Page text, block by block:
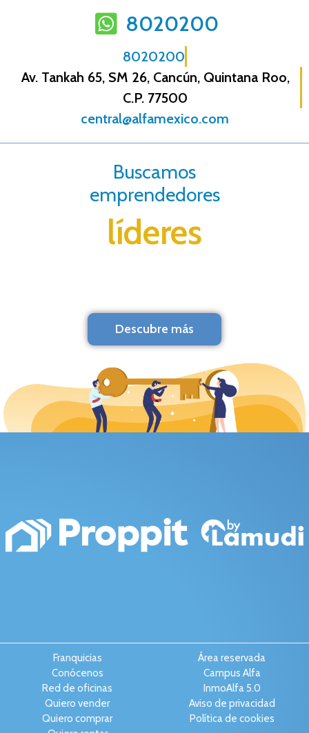
8020200
8020200
Av. Tankah 65, SM 26, Cancún, Quintana Roo,
C.P. 77500
central@alfamexico.com
Buscamos
emprendedores
líderes
Descubre más
Franquicias
Conócenos
Red de oficinas
Quiero vender
Quiero comprar
Área reservada
Campus Alfa
InmoAlfa 5.0
Aviso de privacidad
Política de cookies